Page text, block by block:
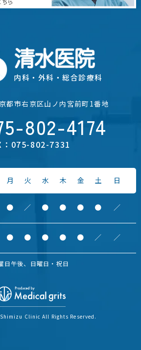
内科・外科・総合診療科
都市右京区山ノ内宮前町1番地
802-4174
：075-802-7331
月 火 水 木 金 土 日
● ／ ● ● ● ● ／
● ● ● ● ● ／ ／
日午後、日曜日・祝日
ClinicAll Rights Reserved.